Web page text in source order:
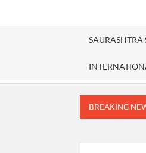
SAURASHTRA
BREAKING
કોર્ટે હાઈકોર્ટ માટે નક્કી કરી